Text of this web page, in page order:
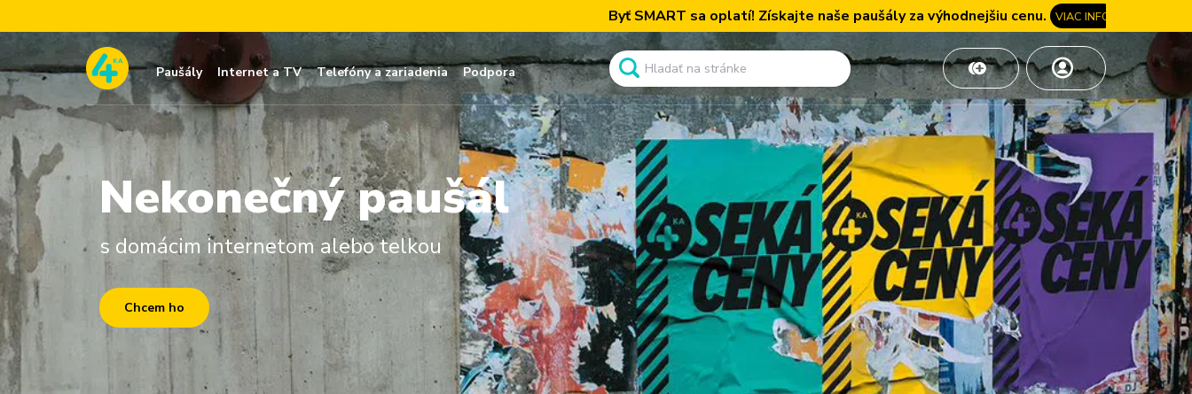
Byť SMART sa oplatí! Získajte naše paušály za výhodnejšiu cenu.VIAC INFO
Paušály Internet a TV Telefóny a zariadenia Podpora
Nekonečný paušál
s domácim internetom alebo telkou
Chcem ho